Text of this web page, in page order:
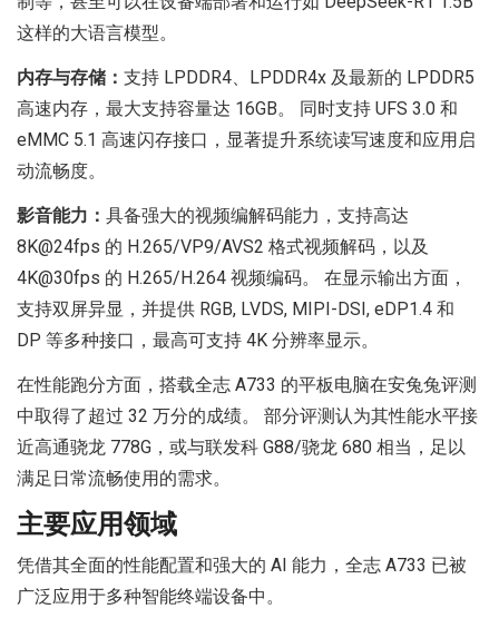
这样的大语言模型。
内存与存储： 支持 LPDDR4、LPDDR4x 及最新的 LPDDR5
高速内存，最大支持容量达 16GB。 同时支持 UFS 3.0 和
eMMC 5.1 高速闪存接口，显著提升系统读写速度和应用启
动流畅度。
影音能力： 具备强大的视频编解码能力，支持高达
8K@24fps 的 H.265/VP9/AVS2 格式视频解码，以及
4K@30fps 的 H.265/H.264 视频编码。 在显示输出方面，
支持双屏异显，并提供 RGB, LVDS, MIPI-DSI, eDP1.4 和
DP 等多种接口，最高可支持 4K 分辨率显示。
在性能跑分方面，搭载全志 A733 的平板电脑在安兔兔评测
中取得了超过 32 万分的成绩。 部分评测认为其性能水平接
近高通骁龙 778G，或与联发科 G88/骁龙 680 相当，足以
满足日常流畅使用的需求。
主要应用领域
凭借其全面的性能配置和强大的 AI 能力，全志 A733 已被
广泛应用于多种智能终端设备中。